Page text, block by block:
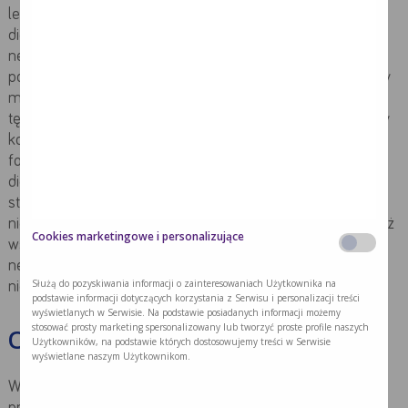
leczeniu farmakologicznym i odpowiednim postępowaniu
dietetycznym, które zależne są od stopnia uszkodzenia
nerek. Leczenie farmakologiczne zapobiega dalszemu
postępowi choroby oraz zmniejsza dolegliwości. Towarzyszy
mu leczenie chorób współistniejących, np. nadciśnienia
tętniczego czy cukrzycy. W ostatnim etapie rozwoju choroby
konieczne jest włączenie leczenia nerkozastępczego w
formie hemodializ lub dializy otrzewnowej. Celem leczenia
dietetycznego jest osiągnięcie i utrzymanie odpowiedniego
stanu odżywienia organizmu oraz zapobieganie
niedożywieniu. Odpowiednio dobrana dieta powinna również
wspierać leczenie farmakologiczne. W przewlekłej chorobie
nerek dobra współpraca lekarzy z dietetykami jest
nieoceniona.
Ocena stanu odżywienia pacjentów
W związku ze zróżnicowanymi objawami dotyczącymi
Cookies marketingowe i personalizujące
Służą do pozyskiwania informacji o zainteresowaniach Użytkownika na
podstawie informacji dotyczących korzystania z Serwisu i personalizacji treści
wyświetlanych w Serwisie. Na podstawie posiadanych informacji możemy
stosować prosty marketing spersonalizowany lub tworzyć proste profile naszych
Użytkowników, na podstawie których dostosowujemy treści w Serwisie
wyświetlane naszym Użytkownikom.